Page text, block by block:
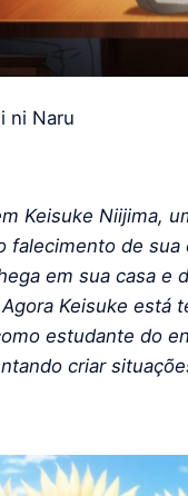
ni Naru
Keisuke Niijima,
falecimento de
em sua casa e
Keisuke está
estudante do
criar